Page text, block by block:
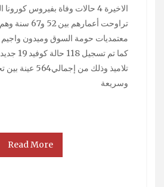
الاخيرة 4 حالات وفاة بفيروس
تراوحت أعمارهم
معتمديات حومة السوق وميدون واجيم
تلاميذ وذلك من
وسريعة
Read More